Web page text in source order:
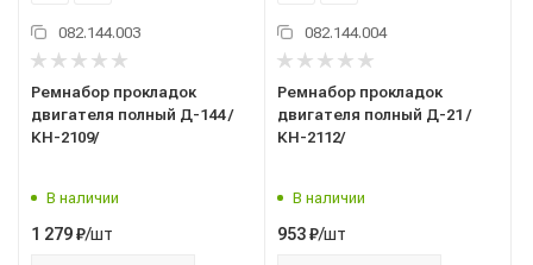
082.144.003
Ремнабор прокладок
двигателя полный Д-144 /
КН-2109/
В наличии
1 279₽/шт
082.144.004
Ремнабор прокладок
двигателя полный Д-21 /
КН-2112/
В наличии
953₽/шт